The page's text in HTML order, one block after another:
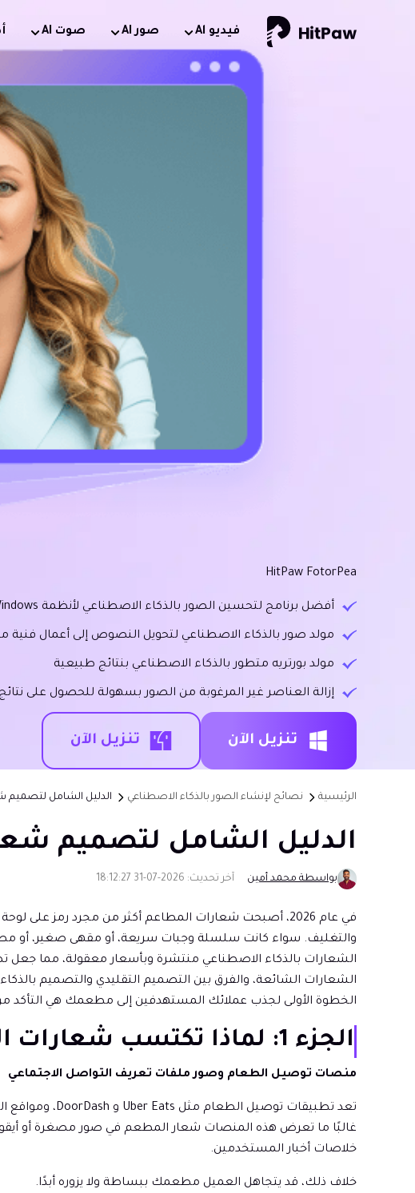
فيديو Al صور AI صوت AI
HitPaw FotorPea
أفضل برنامج لتحسين الصور بالذكاء الاصطناعي لأنظمة Windows وMac
مولد صور بالذكاء الاصطناعي لتحويل النصوص إلى أعمال فنية
مولد بورتريه متطور بالذكاء الاصطناعي بنتائج طبيعية
إزالة العناصر غير المرغوبة من الصور بسهولة للحصول على نتائج
تنزيل الآن تنزيل الآن
الرئيسية نصائح لإنشاء الصور بالذكاء الاصطناعي الدليل الشامل لتصميم
الدليل الشامل لتصميم
بواسطة محمد أمين آخر تحديث: 2026-07-31 18:12:27
في عام 2026، أصبحت شعارات المطاعم أكثر من مجرد رمز
والتغليف. سواء كانت سلسلة وجبات سريعة، أو مقهى صغير، أو
الشعارات بالذكاء الاصطناعي منتشرة وبأسعار معقولة، مما
الشعارات الشائعة، والفرق بين التصميم التقليدي والتصميم
الخطوة الأولى لجذب عملائك المستهدفين إلى مطعمك هي
الجزء 1: لماذا تكتسب شعارات المطاعم أهمية أكبر من أي وقت مضى
منصات توصيل الطعام وصور ملفات تعريف التواصل الاجتماعي
غالبًا ما تعرض هذه المنصات شعار المطعم في صور مصغرة أو
خلاصات أخبار المستخدمين.
خلاف ذلك، قد يتجاهل العميل مطعمك ببساطة ولا يزوره أبدًا.